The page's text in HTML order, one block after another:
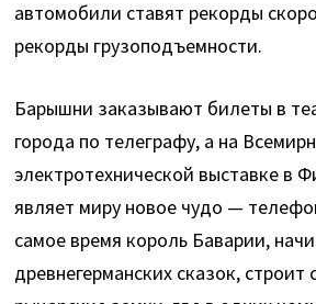
автомобили ставят рекорды
рекорды грузоподъемности.
Барышни заказывают билеты в
города по телеграфу, а на
электротехнической выставке в
являет миру новое чудо —
самое время король Баварии,
древнегерманских сказок, строит